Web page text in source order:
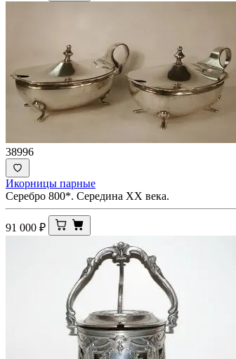
38996
Икорницы парные
Серебро 800*. Середина ХХ века.
91 000 ₽